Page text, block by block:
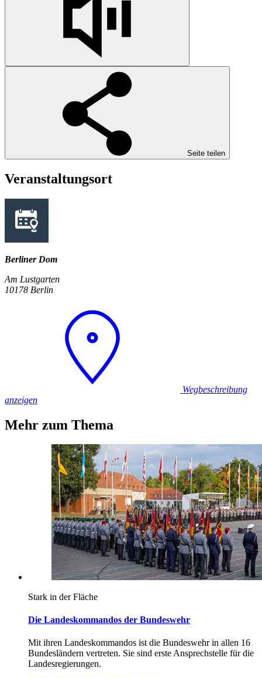
Seite teilen
Veranstaltungsort
Berliner Dom
Am Lustgarten
10178 Berlin
Wegbeschreibung
anzeigen
Mehr zum Thema
Stark in der Fläche
Die Landeskommandos der Bundeswehr
Mit ihren Landeskommandos ist die Bundeswehr in allen 16
Bundesländern vertreten. Sie sind erste Ansprechstelle für die
Landesregierungen.